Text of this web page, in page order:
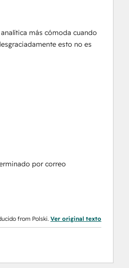
más cómoda cuando
esto no es
por correo
from Polski. Ver original texto